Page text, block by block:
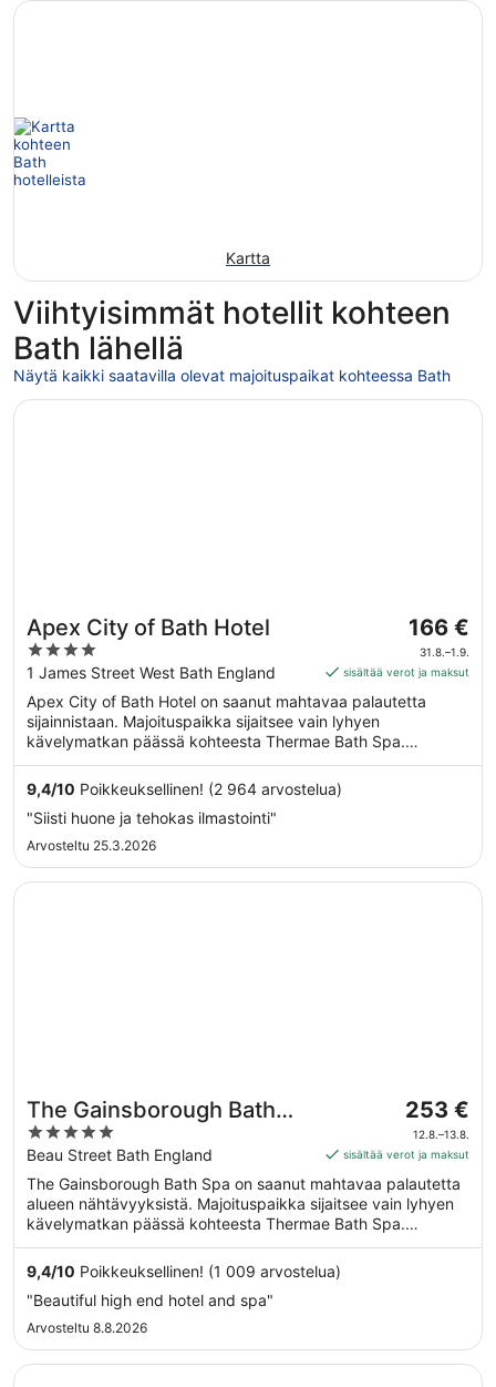
Kartta
Viihtyisimmät hotellit kohteen
Bath lähellä
Näytä kaikki saatavilla olevat majoituspaikat kohteessa Bath
Apex City of Bath Hotel
4
out
of
5
1 James Street West Bath England
Hinta
on
166 €
yö
166 €
31.8.–1.9.
sisältää verot ja maksut
Apex City of Bath Hotel on saanut mahtavaa palautetta
sijainnistaan. Majoituspaikka sijaitsee vain lyhyen
kävelymatkan päässä kohteesta Thermae Bath Spa.
Majoituspaikka tarjoaa esimerkiksi ilmaisen Wi-Fi-yhteyden
yleisissä tiloissa sekä sisäuima-altaan ja ravintolan.
9,4/10 Poikkeuksellinen! (2 964 arvostelua)
"Siisti huone ja tehokas ilmastointi"
Arvosteltu 25.3.2026
Avautuu uuteen ikkunaan
Apex City of Bath Hotel
The Gainsborough Bath
Spa
5
out
of
5
Beau Street Bath England
Hinta
on
253 €
per
yö
ajalle
253 €
12.8.–13.8.
sisältää verot ja maksut
The Gainsborough Bath Spa on saanut mahtavaa palautetta
alueen nähtävyyksistä. Majoituspaikka sijaitsee vain lyhyen
kävelymatkan päässä kohteesta Thermae Bath Spa.
Majoituspaikka tarjoaa asiakkaille esimerkiksi ilmaisen Wi-Fi-
yhteyden yleisissä tiloissa sekä täyden palvelun kylpylän ja
sisäuima-altaan.
9,4/10 Poikkeuksellinen! (1 009 arvostelua)
"Beautiful high end hotel and spa"
Arvosteltu 8.8.2026
Avautuu uuteen ikkunaan
The Gainsborough Bath Spa
Avautuu uuteen ikkunaan
Hampton by Hilton Bath City